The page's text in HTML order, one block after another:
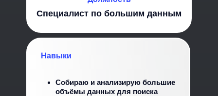
Навыки
Специалист по большим данным
Собираю и анализирую большие
объёмы данных для поиска